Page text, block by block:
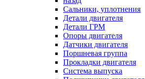
Сальники, уплотнения
Детали двигателя
Детали ГРМ
Опоры двигателя
Датчики двигателя
Поршневая группа
Прокладки двигателя
Система выпуска